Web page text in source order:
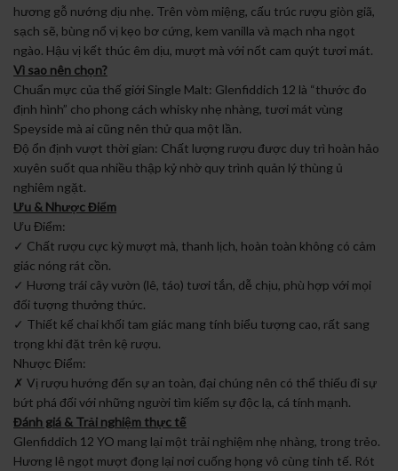
hương gỗ nướng dịu nhẹ. Trên vòm miệng, cấu trúc rượu giòn giã,
sạch sẽ, bùng nổ vị kẹo bơ cứng, kem vanilla và mạch nha ngọt
ngào. Hậu vị kết thúc êm dịu, mượt mà với nốt cam quýt tươi mát.
Vì sao nên chọn?
Chuẩn mực của thế giới Single Malt: Glenfiddich 12 là “thước đo
định hình” cho phong cách whisky nhẹ nhàng, tươi mát vùng
Speyside mà ai cũng nên thử qua một lần.
Độ ổn định vượt thời gian: Chất lượng rượu được duy trì hoàn hảo
xuyên suốt qua nhiều thập kỷ nhờ quy trình quản lý thùng ủ
nghiêm ngặt.
Ưu & Nhược Điểm
Ưu Điểm:
✓ Chất rượu cực kỳ mượt mà, thanh lịch, hoàn toàn không có cảm
giác nóng rát cồn.
✓ Hương trái cây vườn (lê, táo) tươi tắn, dễ chịu, phù hợp với mọi
đối tượng thưởng thức.
✓ Thiết kế chai khối tam giác mang tính biểu tượng cao, rất sang
trọng khi đặt trên kệ rượu.
Nhược Điểm:
✗ Vị rượu hướng đến sự an toàn, đại chúng nên có thể thiếu đi sự
bứt phá đối với những người tìm kiếm sự độc lạ, cá tính mạnh.
Đánh giá & Trải nghiệm thực tế
Glenfiddich 12 YO mang lại một trải nghiệm nhẹ nhàng, trong trẻo.
Hương lê ngọt mượt đọng lại nơi cuống họng vô cùng tinh tế. Rót